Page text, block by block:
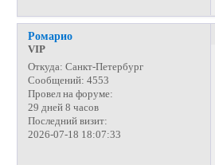
Ромарио
VIP
Откуда: Санкт-Петербург
Сообщений: 4553
Провел на форуме:
29 дней 8 часов
Последний визит:
2026-07-18 18:07:33